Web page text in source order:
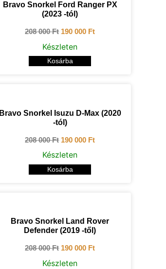
Bravo Snorkel Ford Ranger PX
(2023 -tól)
208 000Ft 190 000 Ft
Készleten
Kosárba
Bravo Snorkel Isuzu D-Max (2020
-tól)
208 000Ft 190 000 Ft
Készleten
Kosárba
Bravo Snorkel Land Rover
Defender (2019 -től)
208 000Ft 190 000 Ft
Készleten